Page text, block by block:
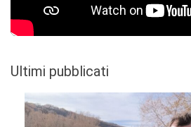
Ultimi pubblicati